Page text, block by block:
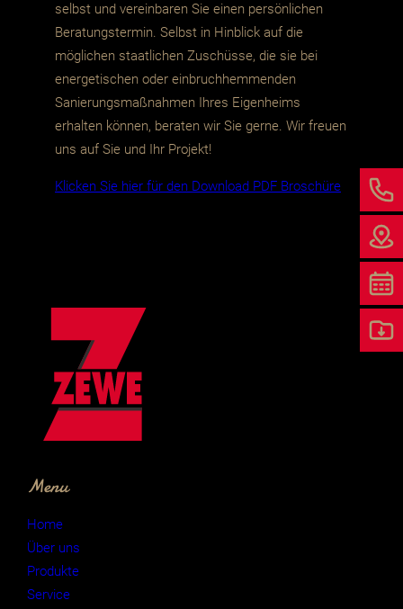
selbst und vereinbaren Sie einen persönlichen
Beratungstermin. Selbst in Hinblick auf die
möglichen staatlichen Zuschüsse, die sie bei
energetischen oder einbruchhemmenden
Sanierungsmaßnahmen Ihres Eigenheims
erhalten können, beraten wir Sie gerne. Wir freuen
uns auf Sie und Ihr Projekt!
Klicken Sie hier für den Download PDF Broschüre
Menu
Home
Über uns
Produkte
Service